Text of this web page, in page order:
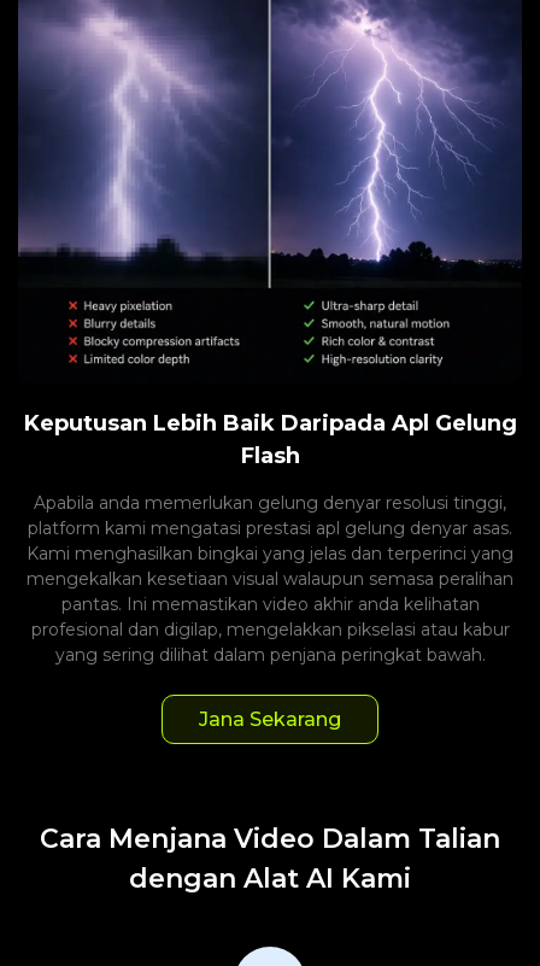
Keputusan Lebih Baik Daripada Apl Gelung
Flash
Apabila anda memerlukan gelung denyar resolusi tinggi,
platform kami mengatasi prestasi apl gelung denyar asas.
Kami menghasilkan bingkai yang jelas dan terperinci yang
mengekalkan kesetiaan visual walaupun semasa peralihan
pantas. Ini memastikan video akhir anda kelihatan
profesional dan digilap, mengelakkan pikselasi atau kabur
yang sering dilihat dalam penjana peringkat bawah.
Jana Sekarang
Cara Menjana Video Dalam Talian
dengan Alat AI Kami